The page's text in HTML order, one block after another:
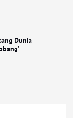
Dunia